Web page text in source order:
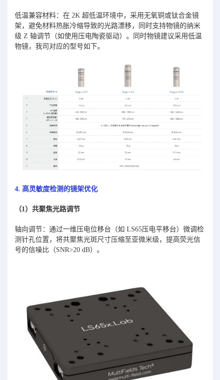
低温兼容材料：在 2K 超低温环境中，采用无氧铜或钛合金镜
架，避免材料热胀冷缩导致的光路漂移，同时支持物镜的纳米
级 Z 轴调节（如使用压电陶瓷驱动）。同时物镜建议采用低温
物镜，我司对应的型号如下。
4. 高灵敏度检测的镜架优化
（1）共聚焦光路调节
轴向调节：通过一维压电位移台（如 LS65压电平移台）微调检
测针孔位置，将共聚焦光斑尺寸压缩至亚微米级，提高荧光信
号的信噪比（SNR>20 dB）。